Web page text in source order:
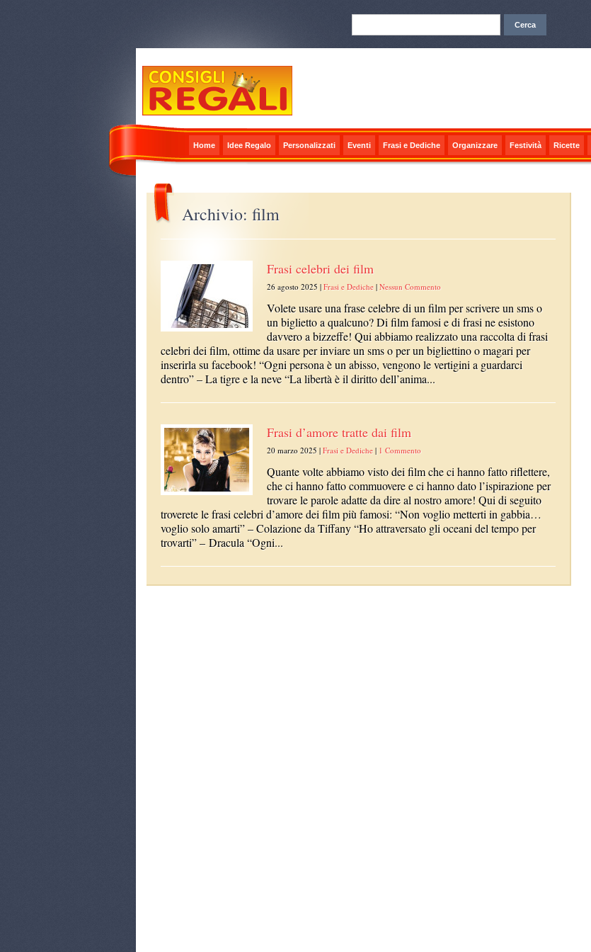
Home Idee Regalo Personalizzati Eventi Frasi e Dediche Organizzare Festività Ricette
Archivio: film
Frasi celebri dei film
26 agosto 2025 | Frasi e Dediche | Nessun Commento
Volete usare una frase celebre di un film per scrivere un sms o
un biglietto a qualcuno? Di film famosi e di frasi ne esistono
davvero a bizzeffe! Qui abbiamo realizzato una raccolta di frasi
celebri dei film, ottime da usare per inviare un sms o per un bigliettino o magari per
inserirla su facebook! “Ogni persona è un abisso, vengono le vertigini a guardarci
dentro” – La tigre e la neve “La libertà è il diritto dell’anima...
Frasi d’amore tratte dai film
20 marzo 2025 | Frasi e Dediche | 1 Commento
Quante volte abbiamo visto dei film che ci hanno fatto riflettere,
che ci hanno fatto commuovere e ci hanno dato l’ispirazione per
trovare le parole adatte da dire al nostro amore! Qui di seguito
troverete le frasi celebri d’amore dei film più famosi: “Non voglio metterti in gabbia…
voglio solo amarti” – Colazione da Tiffany “Ho attraversato gli oceani del tempo per
trovarti” – Dracula “Ogni...